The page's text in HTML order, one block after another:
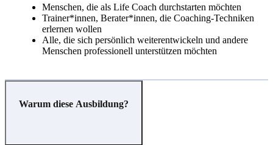
Menschen, die als Life Coach durchstarten möchten
Trainer*innen, Berater*innen, die Coaching-Techniken
erlernen wollen
Alle, die sich persönlich weiterentwickeln und andere
Menschen professionell unterstützen möchten
Warum diese Ausbildung?